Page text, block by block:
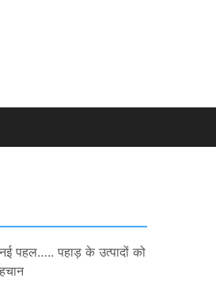
पहल….. पहाड़ के उत्पादों को